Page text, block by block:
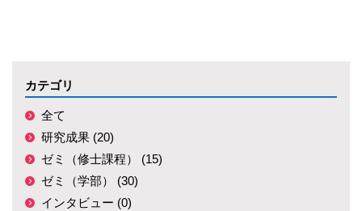
カテゴリ
全て
研究成果 (20)
ゼミ（修士課程） (15)
ゼミ（学部） (30)
インタビュー (0)